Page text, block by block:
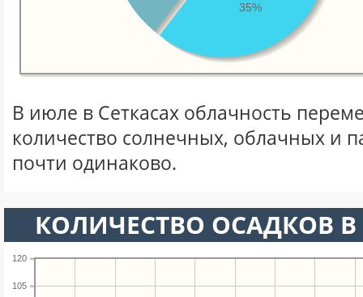
35%
В июле в Сеткасах облачность
количество солнечных, облачных и
почти одинаково.
КОЛИЧЕСТВО ОСАДКОВ
105
120